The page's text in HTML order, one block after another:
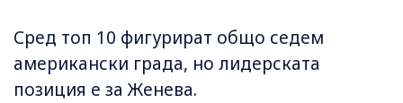
Сред топ 10 фигурират общо седем
американски града, но лидерската
позиция е за Женева.